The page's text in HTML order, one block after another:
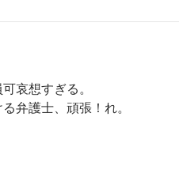
哀想すぎる。
弁護士、頑張！れ。